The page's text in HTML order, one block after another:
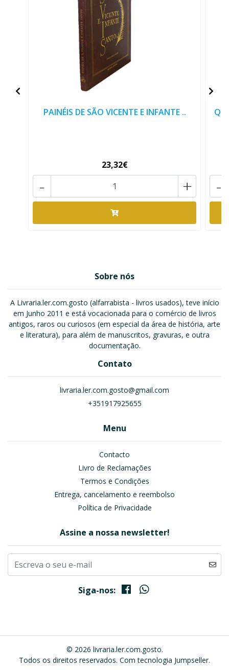
PAINÉIS DE SÃO VICENTE E INFANTE ..
23,32€
+
- -
Sobre nós
A Livraria.ler.com.gosto (alfarrabista - livros usados), teve início
em Junho 2011 e está vocacionada para o comércio de livros
antigos, raros ou curiosos (em especial da área de história, arte
e literatura), para além de manuscritos, gravuras, e outra
documentação.
Contato
livraria.ler.com.gosto@gmail.com
+351917925655
Menu
Contacto
Livro de Reclamações
Termos e Condições
Entrega, cancelamento e reembolso
Política de Privacidade
Assine a nossa newsletter!
Siga-nos:
© 2026 livraria.ler.com.gosto.
Todos os direitos reservados. Com tecnologia Jumpseller.